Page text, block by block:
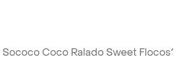
Coco Ralado Sweet Flocos?